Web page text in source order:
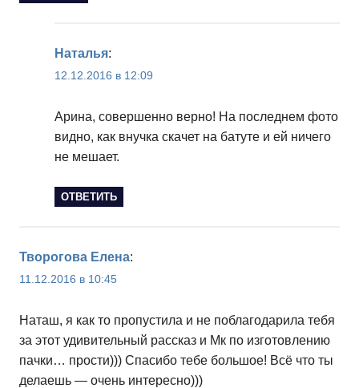
Наталья:
12.12.2016 в 12:09
Арина, совершенно верно! На последнем фото
видно, как внучка скачет на батуте и ей ничего
не мешает.
ОТВЕТИТЬ
Творогова Елена:
11.12.2016 в 10:45
Наташ, я как то пропустила и не поблагодарила тебя
за этот удивительный рассказ и Мк по изготовлению
пачки… прости))) Спасибо тебе большое! Всё что ты
делаешь — очень интересно)))